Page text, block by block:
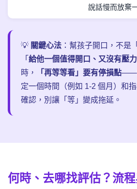
說話慢而放棄
💡 關鍵心法 ：幫孩子開口，不是
「 給他一個值得開口、又沒有壓
時，
「再等等看」要有停損點——
定一個時間（例如 1-2 個月）和
確認，別讓「等」變成拖延。
何時、去哪找評估 ？流